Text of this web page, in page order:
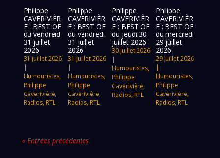
Philippe
CAVERIVIÈR
E : BEST OF
du vendreid
31 juillet
2026
31 juillet 2026
|
Humouristes,
Philippe
Caverivière,
Radios, RTL
Philippe
CAVERIVIÈR
E : BEST OF
du vendredi
31 juillet
2026
31 juillet 2026
|
Humouristes,
Philippe
Caverivière,
Radios, RTL
Philippe
CAVERIVIÈR
E : BEST OF
du jeudi 30
juillet 2026
30 juillet 2026
|
Humouristes,
Philippe
Caverivière,
Radios, RTL
Philippe
CAVERIVIÈR
E : BEST OF
du mercredi
29 juillet
2026
29 juillet 2026
|
Humouristes,
Philippe
Caverivière,
Radios, RTL
« Entrées précédentes